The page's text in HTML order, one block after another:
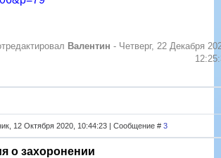
Валентин - Четверг, 22 Декабря
12 Октября 2020, 10:44:23 | Сообщение # 3
о захоронении